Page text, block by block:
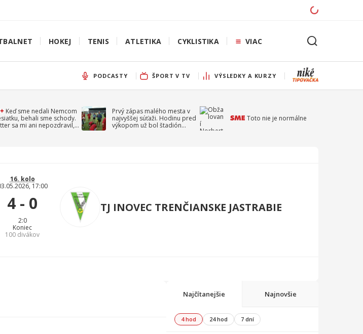
HOKEJ TENIS ATLETIKA CYKLISTIKA VIAC
PODCASTY ŠPORT V TV VÝSLEDKY A KURZY
Keď sme nedali Nemcom
behali sme schody.
sa mi ani nepozdravil,
Prvý zápas malého mesta v
najvyššej súťaži. Hodinu pred
výkopom už bol štadión
Toto nie je normálne
16. kolo
17:00
4 - 0
2:0
Koniec
100 divákov
TJ INOVEC TRENČIANSKE JASTRABIE
Najčítanejšie Najnovšie
4 hod 24 hod 7 dní